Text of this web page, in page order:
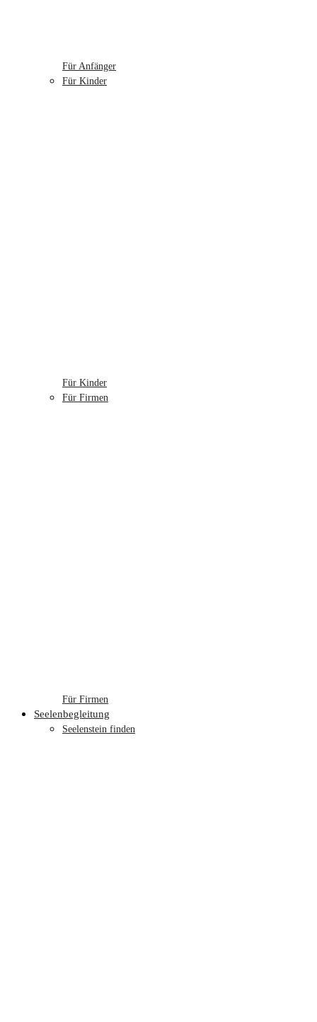
Für Anfänger
Für Kinder
Für Kinder
Für Firmen
Für Firmen
Seelenbegleitung
Seelenstein finden